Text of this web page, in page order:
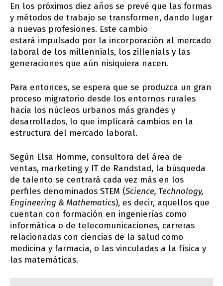
En los próximos diez años se prevé que las formas
y métodos de trabajo se transformen, dando lugar
a nuevas profesiones. Este cambio
estará impulsado por la incorporación al mercado
laboral de los millennials, los zillenials y las
generaciones que aún nisiquiera nacen.
Para entonces, se espera que se produzca un gran
proceso migratorio desde los entornos rurales
hacia los núcleos urbanos más grandes y
desarrollados, lo que implicará cambios en la
estructura del mercado laboral.
Según Elsa Homme, consultora del área de
ventas, marketing y IT de Randstad, la búsqueda
de talento se centrará cada vez más en los
perfiles denominados STEM (Science, Technology,
Engineering & Mathematics), es decir, aquellos que
cuentan con formación en ingenierías como
informática o de telecomunicaciones, carreras
relacionadas con ciencias de la salud como
medicina y farmacia, o las vinculadas a la física y
las matemáticas.